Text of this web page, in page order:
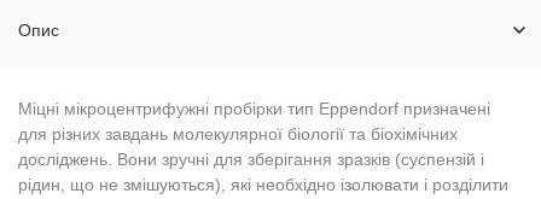
Опис
Міцні мікроцентрифужні пробірки тип Eppendorf призначені
для різних завдань молекулярної біології та біохімічних
досліджень. Вони зручні для зберігання зразків (суспензій і
рідин, що не змішуються), які необхідно ізолювати і розділити